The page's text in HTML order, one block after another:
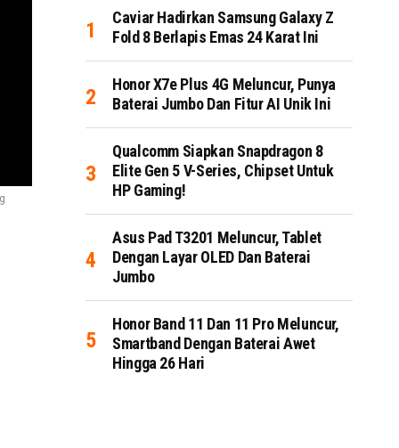
Caviar Hadirkan Samsung Galaxy Z
Fold 8 Berlapis Emas 24 Karat Ini
Honor X7e Plus 4G Meluncur, Punya
Baterai Jumbo Dan Fitur AI Unik Ini
Qualcomm Siapkan Snapdragon 8
Elite Gen 5 V-Series, Chipset Untuk
HP Gaming!
Asus Pad T3201 Meluncur, Tablet
Dengan Layar OLED Dan Baterai
Jumbo
Honor Band 11 Dan 11 Pro Meluncur,
Smartband Dengan Baterai Awet
Hingga 26 Hari